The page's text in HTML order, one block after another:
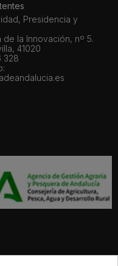
Presidencia y
la Innovación, nº 5.
41020
328